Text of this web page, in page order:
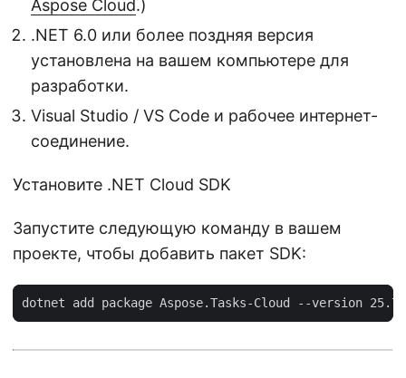
Aspose Cloud.)
.NET 6.0 или более поздняя версия
установлена на вашем компьютере для
разработки.
Visual Studio / VS Code и рабочее интернет-
соединение.
Установите .NET Cloud SDK
Запустите следующую команду в вашем
проекте, чтобы добавить пакет SDK: